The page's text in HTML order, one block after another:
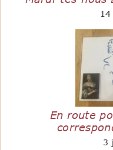
En route
3